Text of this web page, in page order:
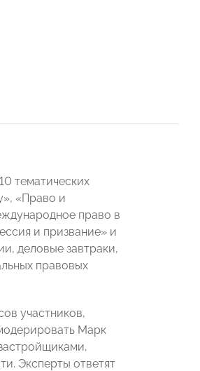
тематических
«Право и
право в
и призвание» и
деловые завтраки,
правовых
участников,
Марк
Эксперты ответят